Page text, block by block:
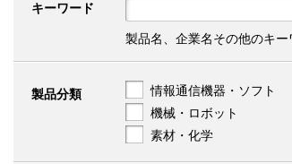
キーワード
製品名、企業名その他のキ
製品分類 情報通信機器・ソフト
機械・ロボット
素材・化学